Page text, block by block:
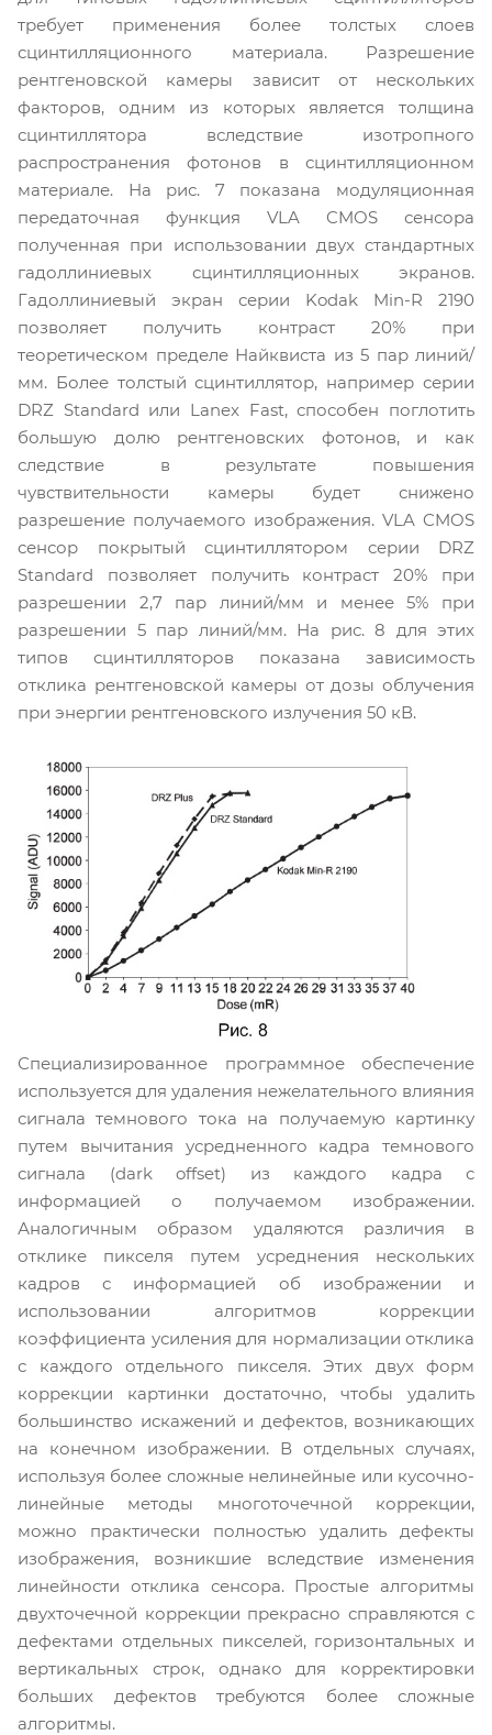
требует применения более толстых слоев
сцинтилляционного материала. Разрешение
рентгеновской камеры зависит от нескольких
факторов, одним из которых является толщина
сцинтиллятора вследствие изотропного
распространения фотонов в сцинтилляционном
материале. На рис. 7 показана модуляционная
передаточная функция VLA CMOS сенсора
полученная при использовании двух стандартных
гадоллиниевых сцинтилляционных экранов.
Гадоллиниевый экран серии Kodak Min-R 2190
позволяет получить контраст 20% при
теоретическом пределе Найквиста из 5 пар линий/
мм. Более толстый сцинтиллятор, например серии
DRZ Standard или Lanex Fast, способен поглотить
большую долю рентгеновских фотонов, и как
следствие в результате повышения
чувствительности камеры будет снижено
разрешение получаемого изображения. VLA CMOS
сенсор покрытый сцинтиллятором серии DRZ
Standard позволяет получить контраст 20% при
разрешении 2,7 пар линий/мм и менее 5% при
разрешении 5 пар линий/мм. На рис. 8 для этих
типов сцинтилляторов показана зависимость
отклика рентгеновской камеры от дозы облучения
при энергии рентгеновского излучения 50 кВ.
Специализированное программное обеспечение
используется для удаления нежелательного влияния
сигнала темнового тока на получаемую картинку
путем вычитания усредненного кадра темнового
сигнала (dark offset) из каждого кадра с
информацией о получаемом изображении.
Аналогичным образом удаляются различия в
отклике пикселя путем усреднения нескольких
кадров с информацией об изображении и
использовании алгоритмов коррекции
коэффициента усиления для нормализации отклика
с каждого отдельного пикселя. Этих двух форм
коррекции картинки достаточно, чтобы удалить
большинство искажений и дефектов, возникающих
на конечном изображении. В отдельных случаях,
используя более сложные нелинейные или кусочно-
линейные методы многоточечной коррекции,
можно практически полностью удалить дефекты
изображения, возникшие вследствие изменения
линейности отклика сенсора. Простые алгоритмы
двухточечной коррекции прекрасно справляются с
дефектами отдельных пикселей, горизонтальных и
вертикальных строк, однако для корректировки
больших дефектов требуются более сложные
алгоритмы.